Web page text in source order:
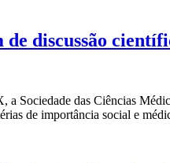
de discussão
a Sociedade das Ciências
de importância social e